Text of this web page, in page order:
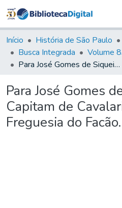
&
Tudo
Início História de São Paulo
Busca Integrada
Para José Gomes de Siqueira, Capitam de Cavalaria Auxiliar da Freguesia do Facão.
Para José Gomes
Capitam de
Freguesia do Facão.